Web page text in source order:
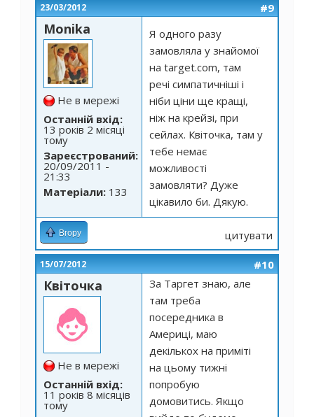
23/03/2012 #9
Monika
Не в мережі
Останній вхід:
13 років 2 місяці
тому
Зареєстрований:
20/09/2011 -
21:33
Матеріали: 133
Я одного разу
замовляла у знайомої
на target.com, там
речі симпатичніші і
ніби ціни ще кращі,
ніж на крейзі, при
сейлах. Квіточка, там у
тебе немає
можливості
замовляти? Дуже
цікавило би. Дякую.
Вгору цитувати
15/07/2012 #10
Квіточка
Не в мережі
Останній вхід:
11 років 8 місяців
тому
За Таргет знаю, але
там треба
посередника в
Америці, маю
декількох на приміті
на цьому тижні
попробую
домовитись. Якщо